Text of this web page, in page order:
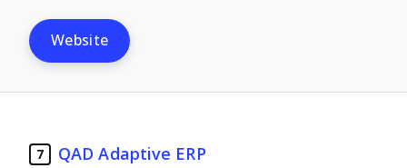
Website
7 QAD Adaptive ERP